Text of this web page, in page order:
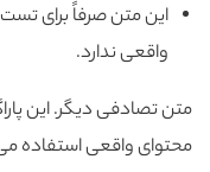
این متن صرفاً برای
واقعی ندارد.
متن تصادفی دیگر. این
محتوای واقعی استفاده